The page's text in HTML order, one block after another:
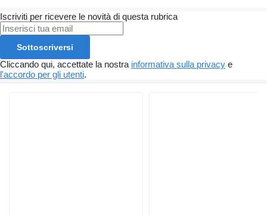
Iscriviti per ricevere le novità di questa rubrica
Sottoscriversi
Cliccando qui, accettate la nostra informativa sulla privacy e
l'accordo per gli utenti.